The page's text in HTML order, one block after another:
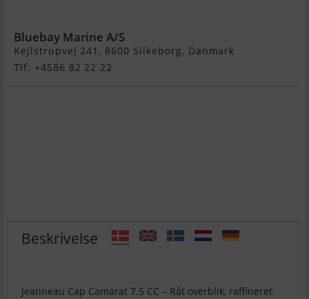
Bluebay Marine A/S
Kejlstrupvej 241, 8600 Silkeborg, Danmark
Tlf. +4586 82 22 22
Beskrivelse
Jeanneau Cap Camarat 7.5 CC – Råt overblik, raffineret